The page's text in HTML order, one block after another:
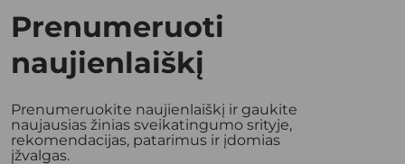
Prenumeruoti
naujienlaiškį
Prenumeruokite naujienlaiškį ir gaukite
naujausias žinias sveikatingumo srityje,
rekomendacijas, patarimus ir įdomias
įžvalgas.